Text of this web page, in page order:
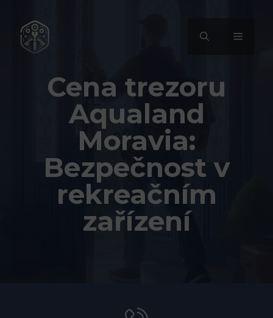
obsah
MENU
Cena trezoru
Aqualand
Moravia:
Bezpečnost v
rekreačním
zařízení